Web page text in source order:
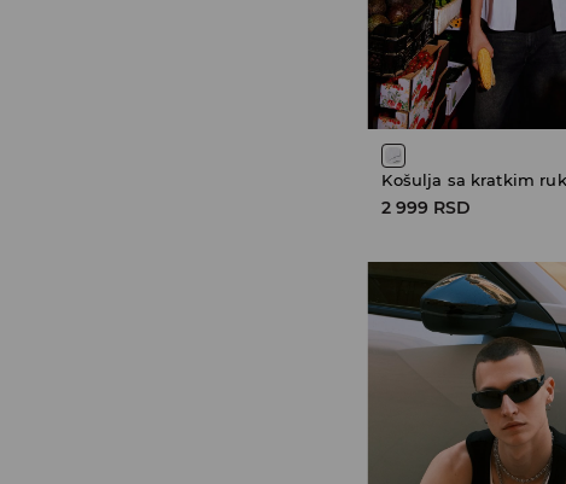
Košulja sa kratkim
2 999 RSD